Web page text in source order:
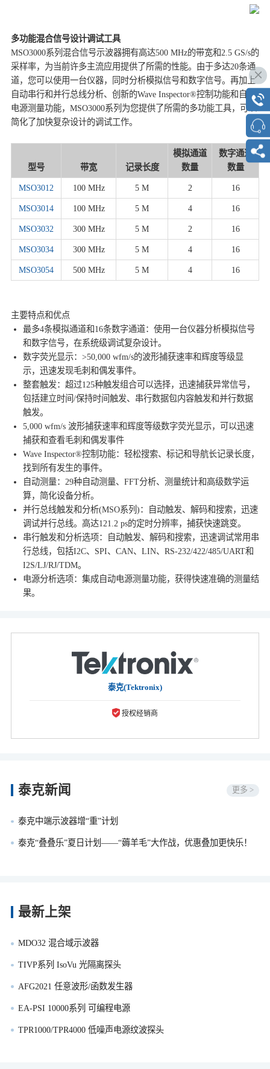
多功能混合信号设计调试工具
MSO3000系列混合信号示波器拥有高达500 MHz的带宽和2.5 GS/s的
采样率，为当前许多主流应用提供了所需的性能。由于多达20条通
道，您可以使用一台仪器，同时分析模拟信号和数字信号。再加上
自动串行和并行总线分析、创新的Wave Inspector®控制功能和自动
电源测量功能，MSO3000系列为您提供了所需的多功能工具，可以
简化了加快复杂设计的调试工作。
型号 带宽 记录长度
模拟通道
数量
数字通道
数量
MSO3012 100 MHz 5 M 2 16
MSO3014 100 MHz 5 M 4 16
MSO3032 300 MHz 5 M 2 16
MSO3034 300 MHz 5 M 4 16
MSO3054 500 MHz 5 M 4 16
主要特点和优点
最多4条模拟通道和16条数字通道：使用一台仪器分析模拟信号
和数字信号，在系统级调试复杂设计。
数字荧光显示：>50,000 wfm/s的波形捕获速率和辉度等级显
示，迅速发现毛刺和偶发事件。
整套触发：超过125种触发组合可以选择，迅速捕获异常信号，
包括建立时间/保持时间触发、串行数据包内容触发和并行数据
触发。
5,000 wfm/s 波形捕获速率和辉度等级数字荧光显示，可以迅速
捕获和查看毛刺和偶发事件
Wave Inspector®控制功能：轻松搜索、标记和导航长记录长度，
找到所有发生的事件。
自动测量：29种自动测量、FFT分析、测量统计和高级数学运
算，简化设备分析。
并行总线触发和分析(MSO系列)：自动触发、解码和搜索，迅速
调试并行总线。高达121.2 ps的定时分辨率，捕获快速跳变。
串行触发和分析选项：自动触发、解码和搜索，迅速调试常用串
行总线，包括I2C、SPI、CAN、LIN、RS-232/422/485/UART和
I2S/LJ/RJ/TDM。
电源分析选项：集成自动电源测量功能，获得快速准确的测量结
果。
泰克(Tektronix)
授权经销商
泰克新闻 更多 >
泰克中端示波器增“重”计划
泰克“叠叠乐”夏日计划——“薅羊毛”大作战，优惠叠加更快乐！
最新上架
MDO32 混合域示波器
TIVP系列 IsoVu 光隔离探头
AFG2021 任意波形/函数发生器
EA-PSI 10000系列 可编程电源
TPR1000/TPR4000 低噪声电源纹波探头